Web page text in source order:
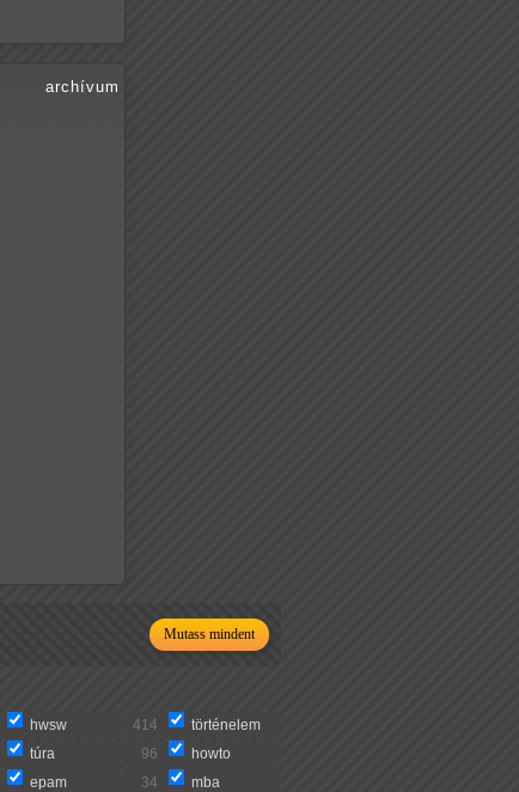
Mutass mindent
hwsw 414
történelem
túra 96
howto
epam 34
mba
archívum